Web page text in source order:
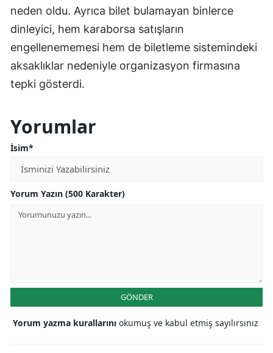
neden oldu. Ayrıca bilet bulamayan binlerce
dinleyici, hem karaborsa satışların
engellenememesi hem de biletleme sistemindeki
aksaklıklar nedeniyle organizasyon firmasına
tepki gösterdi.
Yorumlar
İsim*
Yorum Yazın (500 Karakter)
GÖNDER
Yorum yazma kurallarını okumuş ve kabul etmiş sayılırsınız